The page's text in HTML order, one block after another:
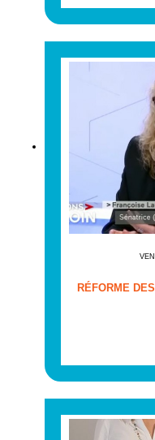
RÉFORME